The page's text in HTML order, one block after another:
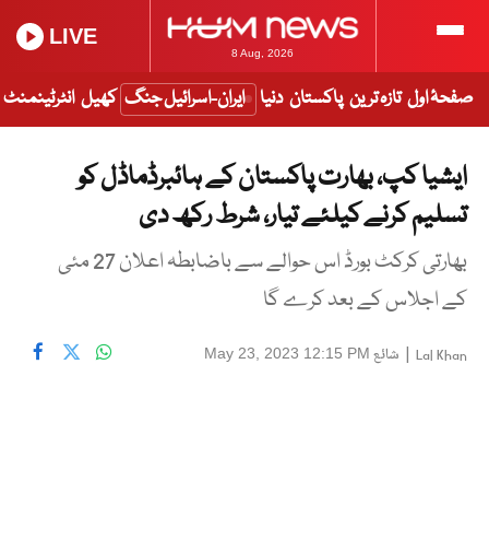
8 Aug, 2026
LIVE
صفحۂ اول تازہ ترین پاکستان دنیا ایران-اسرائیل جنگ کھیل انٹرٹینمنٹ
ایشیا کپ، بھارت پاکستان کے ہائبرڈماڈل کو
تسلیم کرنے کیلئے تیار، شرط رکھ دی
بھارتی کرکٹ بورڈ اس حوالے سے باضابطہ اعلان 27 مئی
کے اجلاس کے بعد کرے گا
Lal Khan
| شائع May 23, 2023 12:15 PM